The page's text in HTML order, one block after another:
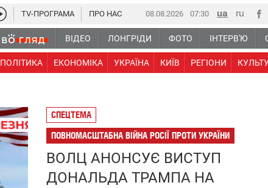
08.08.2026 07 30
ВІДЕО ЛОНГРІДИ ФОТО ІНТЕРВ'Ю
ПОЛІТИКА ЕКОНОМІКА УКРАЇНА КИЇВ РЕГІОНИ
TV-ПРОГРАМА ПРО НАС
СПЕЦТЕМА
ПОВНОМАСШТАБНА ВІЙНА РОСІЇ ПРОТИ УКРАЇНИ
ВОЛЦ АНОНСУЄ ВИСТУП
ДОНАЛЬДА ТРАМПА НА